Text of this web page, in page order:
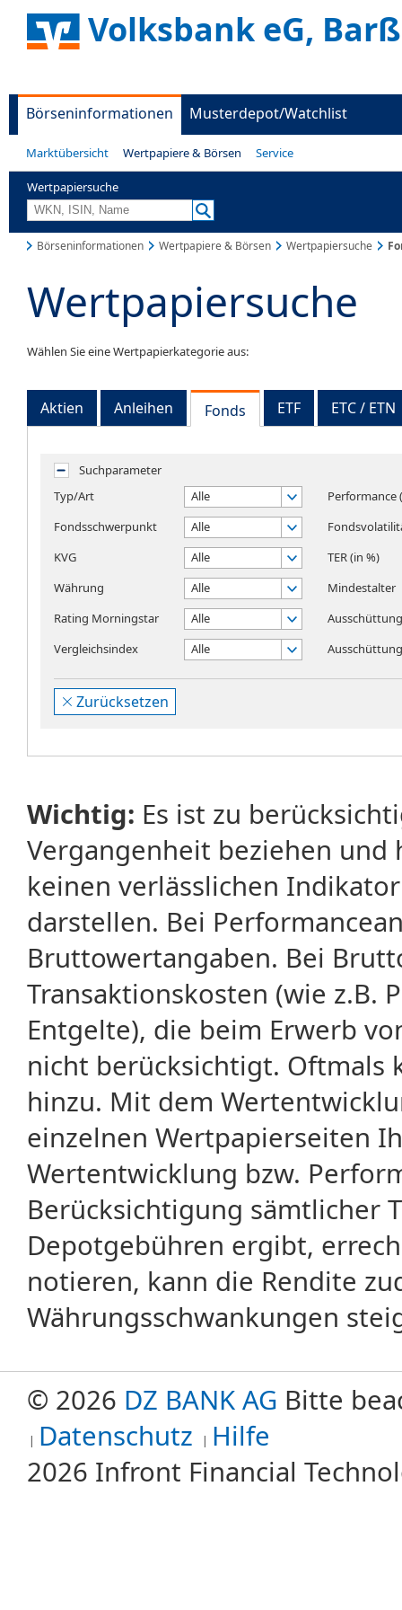
Volksbank eG,
Börseninformationen Musterdepot/Watchlist
Marktübersicht Wertpapiere & Börsen Service
Wertpapiersuche
Börseninformationen Wertpapiere & Börsen Wertpapiersuche
Wertpapiersuche
Wählen Sie eine Wertpapierkategorie aus:
Aktien Anleihen Fonds ETF ETC / ETN
Suchparameter
Typ/Art
Alle
Fondsschwerpunkt
Alle
KVG
Alle
Währung
Alle
Rating Morningstar
Alle
Vergleichsindex
Alle
Performance
TER (in %)
Mindestalter
Zurücksetzen
Wichtig: Es ist zu
Vergangenheit beziehen
keinen verlässlichen
darstellen. Bei
Bruttowertangaben. Bei
Transaktionskosten (wie z.B.
Entgelte), die beim Erwerb
nicht berücksichtigt. Oftmals
hinzu. Mit dem
einzelnen Wertpapierseiten
Wertentwicklung bzw.
Berücksichtigung sämtlicher
Depotgebühren ergibt,
notieren, kann die Rendite
Währungsschwankungen
© 2026 DZ BANK AG Bitte
Datenschutz Hilfe
2026 Infront Financial